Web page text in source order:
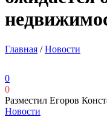
Главная /Новости
0
0
Разместил Егоров
Новости